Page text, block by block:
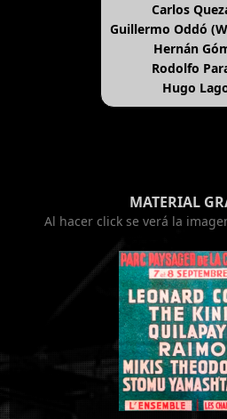
Carlos
Guillermo Oddó
Hernán
Rodolfo
Hugo
MATERIAL
Al hacer click se verá la